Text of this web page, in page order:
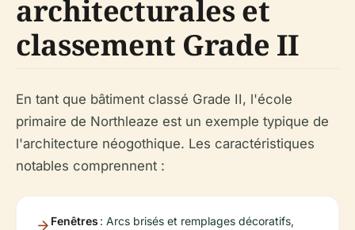
architecturales et
classement Grade II
En tant que bâtiment classé Grade II, l'école
primaire de Northleaze est un exemple typique de
l'architecture néogothique. Les caractéristiques
notables comprennent :
Fenêtres : Arcs brisés et remplages décoratifs,